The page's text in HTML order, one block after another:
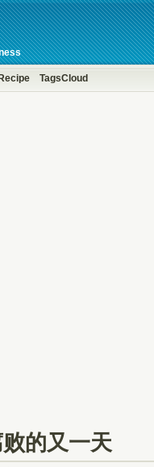
Recipe TagsCloud
的又一天